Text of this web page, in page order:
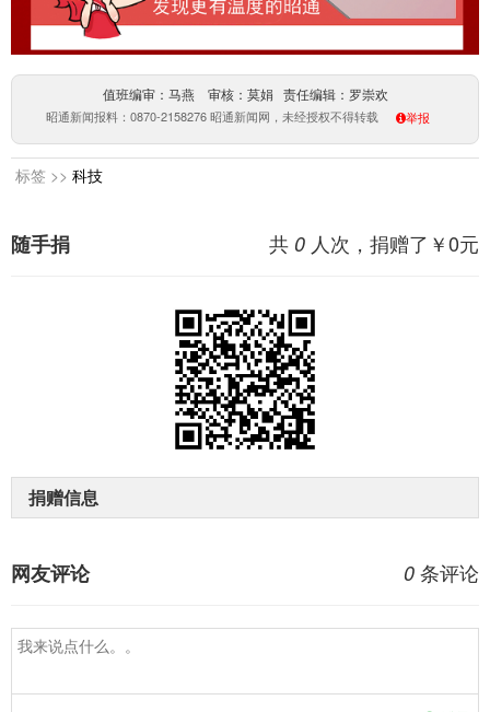
值班编审：马燕 审核：莫娟 责任编辑：罗崇欢
昭通新闻报料：0870-2158276 昭通新闻网，未经授权不得转载 举报
标签 >> 科技
共 0 人次，捐赠了￥0元
随手捐
捐赠信息
0 条评论
网友评论